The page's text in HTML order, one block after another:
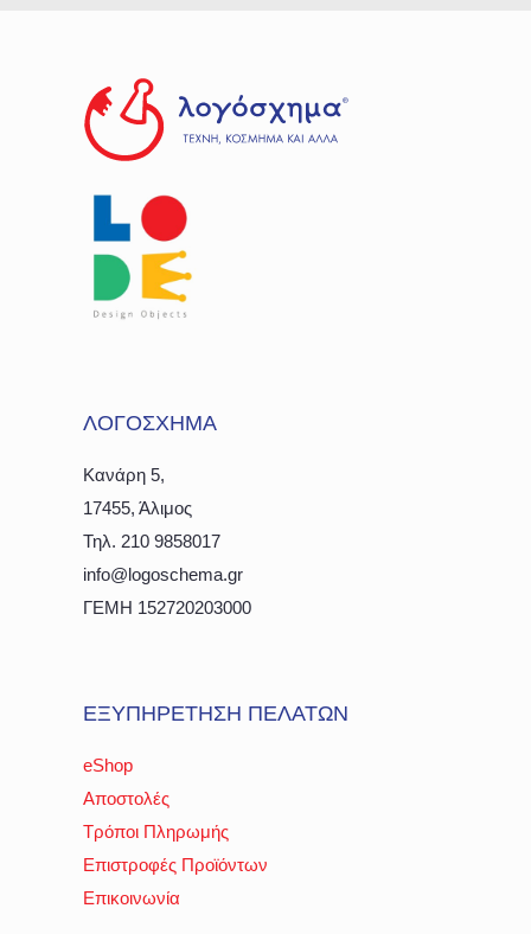
ΛΟΓΟΣΧΗΜΑ
Κανάρη 5,
17455, Άλιμος
Τηλ. 210 9858017
info@logoschema.gr
ΓΕΜΗ 152720203000
ΕΞΥΠΗΡΕΤΗΣΗ ΠΕΛΑΤΩΝ
eShop
Αποστολές
Τρόποι Πληρωμής
Επιστροφές Προϊόντων
Επικοινωνία